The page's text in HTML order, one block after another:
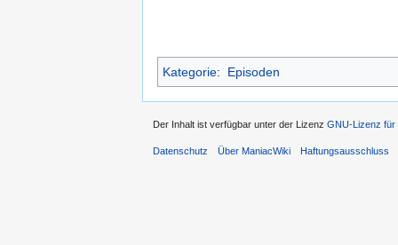
Kategorie: Episoden
Der Inhalt ist verfügbar unter der Lizenz GNU-Lizenz für
Datenschutz Über ManiacWiki Haftungsausschluss